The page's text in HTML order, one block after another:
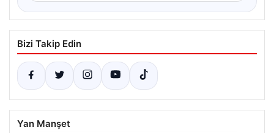
Bizi Takip Edin
Yan Manşet